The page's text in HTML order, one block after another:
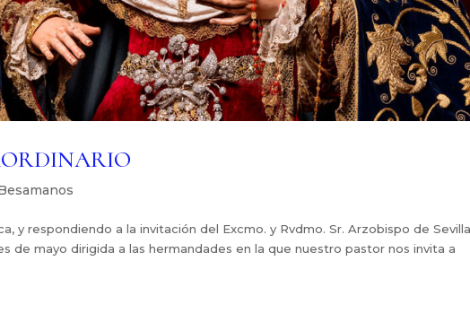
y respondiendo a la invitación del Excmo. y Rvdmo. Sr. Arzobispo de
de mayo dirigida a las hermandades en la que nuestro pastor nos invita a